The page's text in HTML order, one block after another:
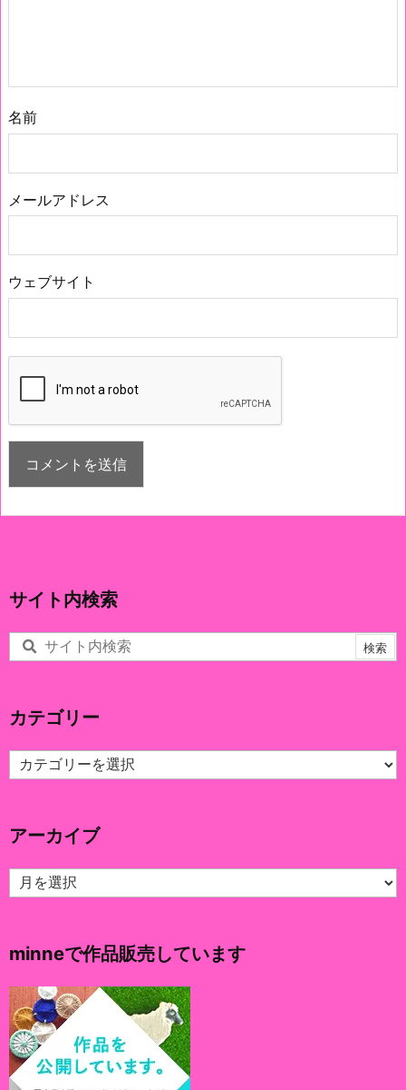
名前
メールアドレス
ウェブサイト
サイト内検索
カテゴリー
カ
テ
ー
アーカイブ
ア
ー
ブ
minneで作品販売しています